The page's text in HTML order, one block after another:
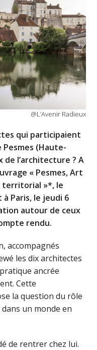
@L’Avenir Radieux
qui participaient
(Haute-
de l’architecture ? A
« Pesmes, Art
territorial »*, le
à Paris, le jeudi 6
autour de ceux
rendu.
accompagnés
les dix architectes
ancrée
Cette
la question du rôle
un monde en
de rentrer chez lui.